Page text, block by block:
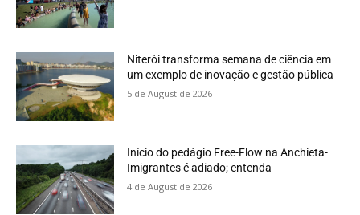
Niterói transforma semana de ciência em
um exemplo de inovação e gestão pública
5 de August de 2026
Início do pedágio Free-Flow na Anchieta-
Imigrantes é adiado; entenda
4 de August de 2026